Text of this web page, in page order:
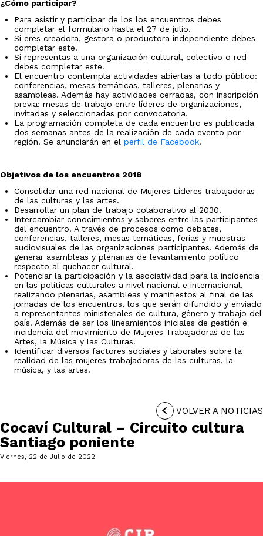
¿Cómo participar?
Para asistir y participar de los los encuentros debes
completar el formulario hasta el 27 de julio.
Si eres creadora, gestora o productora independiente debes
completar este.
Si representas a una organización cultural, colectivo o red
debes completar este.
El encuentro contempla actividades abiertas a todo público:
conferencias, mesas temáticas, talleres, plenarias y
asambleas. Además hay actividades cerradas, con inscripción
previa: mesas de trabajo entre líderes de organizaciones,
invitadas y seleccionadas por convocatoria.
La programación completa de cada encuentro es publicada
dos semanas antes de la realización de cada evento por
región. Se anunciarán en el perfil de Facebook.
Objetivos de los encuentros 2018
Consolidar una red nacional de Mujeres Líderes trabajadoras
de las culturas y las artes.
Desarrollar un plan de trabajo colaborativo al 2030.
Intercambiar conocimientos y saberes entre las participantes
del encuentro. A través de procesos como debates,
conferencias, talleres, mesas temáticas, ferias y muestras
audiovisuales de las organizaciones participantes. Además de
generar asambleas y plenarias de levantamiento político
respecto al quehacer cultural.
Potenciar la participación y la asociatividad para la incidencia
en las políticas culturales a nivel nacional e internacional,
realizando plenarias, asambleas y manifiestos al final de las
jornadas de los encuentros, los que serán difundido y enviado
a representantes ministeriales de cultura, género y trabajo del
país. Además de ser los lineamientos iniciales de gestión e
incidencia del movimiento de Mujeres Trabajadoras de las
Artes, la Música y las Culturas.
Identificar diversos factores sociales y laborales sobre la
realidad de las mujeres trabajadoras de las culturas, la
música, y las artes.
VOLVER A NOTICIAS
Cocaví Cultural – Circuito cultura
Santiago poniente
Viernes, 22 de Julio de 2022